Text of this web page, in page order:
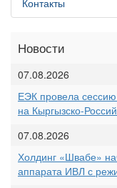
Контакты
Новости
07.08.2026
ЕЭК провела сессию
на Кыргызско-
07.08.2026
Холдинг «Швабе»
аппарата ИВЛ с